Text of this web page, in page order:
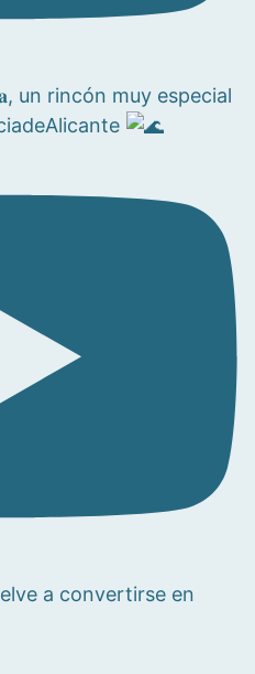
un rincón muy especial
a convertirse en